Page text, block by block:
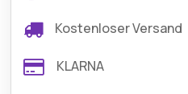
Kostenloser Versand
KLARNA